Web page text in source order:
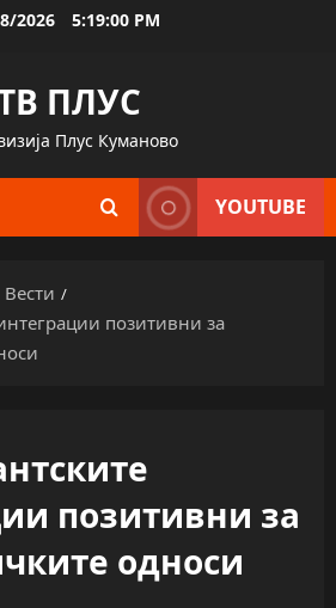
2026 5:19:01 PM
ПЛУС
Плус Куманово
YOUTUBE
Вести
позитивни за
позитивни за
односи